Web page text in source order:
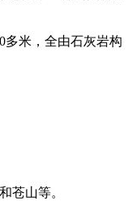
多米，全由石灰岩构
苍山等。